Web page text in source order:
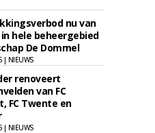
nu van
hele beheergebied
De Dommel
| NIEUWS
renoveert
van FC
FC Twente en
| NIEUWS